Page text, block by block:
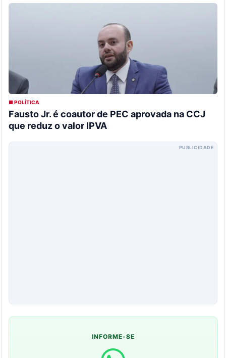
■ POLÍTICA
Fausto Jr. é coautor de PEC aprovada na CCJ
que reduz o valor IPVA
PUBLICIDADE
INFORME-SE